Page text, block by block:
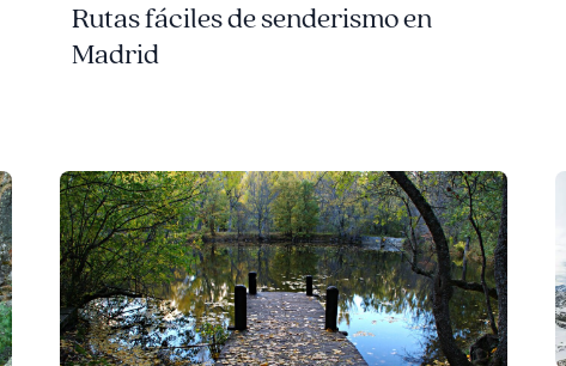
Rutas fáciles de senderismo en
Madrid